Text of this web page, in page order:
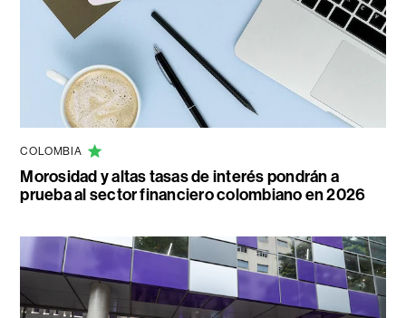
COLOMBIA
Morosidad y altas tasas de interés pondrán a
prueba al sector financiero colombiano en 2026